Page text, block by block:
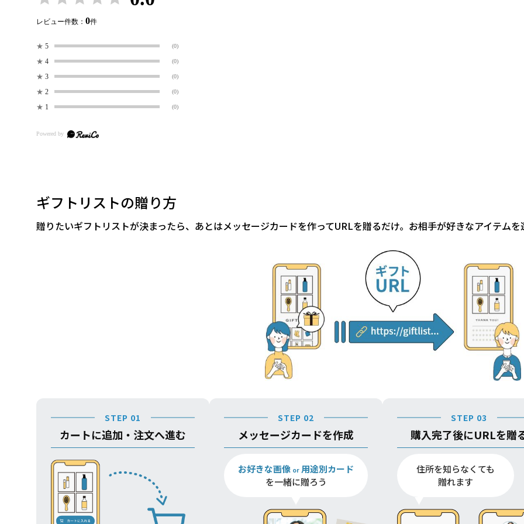
レビュー件数： 0件
★ 5 (0)
★ 4 (0)
★ 3 (0)
★ 2 (0)
★ 1 (0)
ギフトリストの贈り方
贈りたいギフトリストが決まったら、あとはメッセージカードを作ってURLを贈るだけ。お相手が好きなアイテムを
STEP 01
カートに追加・注文へ進む
STEP 02
メッセージカードを作成
お好きな画像 or 用途別カード
を一緒に贈ろう
STEP 03
購入完了後にURLを贈
住所を知らなくても
贈れます